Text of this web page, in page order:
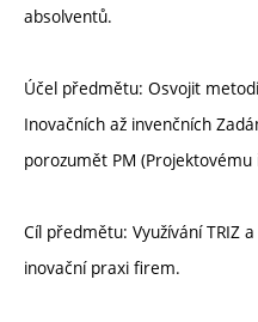
absolventů.
Účel předmětu: Osvojit
Inovačních až invenčních
porozumět PM (Projektovému
Cíl předmětu: Využívání TRIZ
inovační praxi firem.